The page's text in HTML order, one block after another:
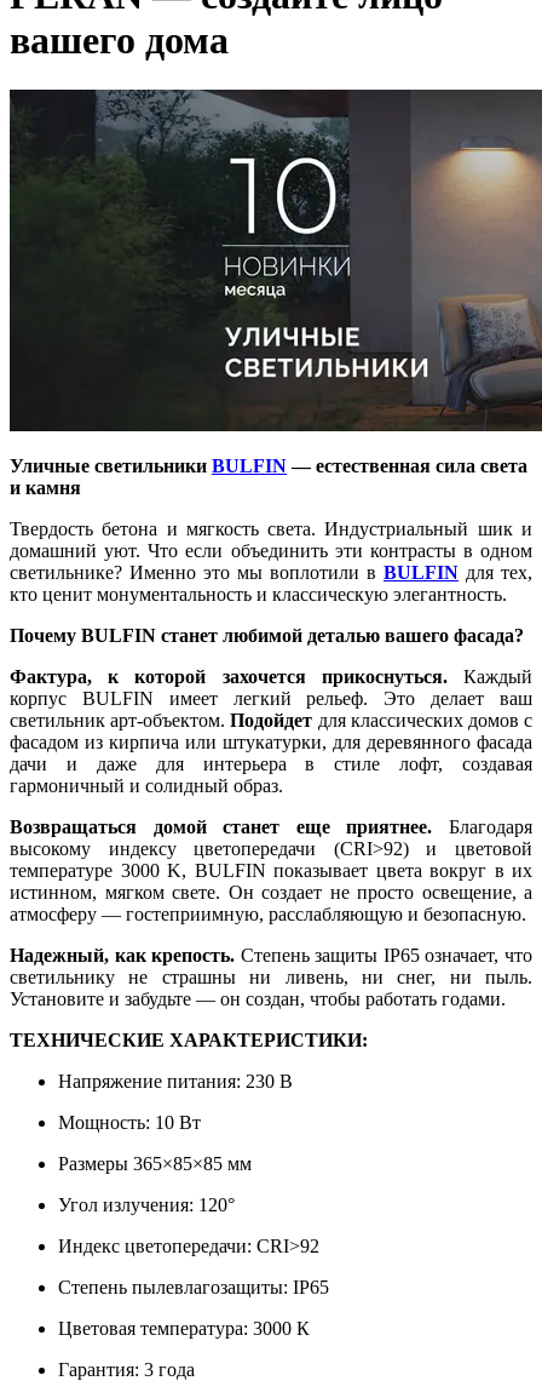
вашего дома
Уличные светильники BULFIN— естественная сила света
и камня
Твердость бетона и мягкость света. Индустриальный шик и
домашний уют. Что если объединить эти контрасты в одном
светильнике? Именно это мы воплотили в BULFIN для тех,
кто ценит монументальность и классическую элегантность.
Почему BULFIN станет любимой деталью вашего фасада?
Фактура, к которой захочется прикоснуться.Каждый
корпус BULFIN имеет легкий рельеф. Это делает ваш
светильник арт-объектом.Подойдет для классических домов с
фасадом из кирпича или штукатурки, для деревянного фасада
дачи и даже для интерьера в стиле лофт, создавая
гармоничный и солидный образ.
Возвращаться домой станет еще приятнее. Благодаря
высокому индексу цветопередачи (CRI>92) и цветовой
температуре 3000 K, BULFIN показывает цвета вокруг в их
истинном, мягком свете. Он создает не просто освещение, а
атмосферу — гостеприимную, расслабляющую и безопасную.
Надежный, как крепость. Степень защиты IP65 означает, что
светильнику не страшны ни ливень, ни снег, ни пыль.
Установите и забудьте — он создан, чтобы работать годами.
ТЕХНИЧЕСКИЕ ХАРАКТЕРИСТИКИ:
Напряжение питания: 230 В
Мощность: 10 Вт
Размеры 365×85×85 мм
Угол излучения: 120°
Индекс цветопередачи: CRI>92
Степень пылевлагозащиты: IP65
Цветовая температура: 3000 К
Гарантия: 3 года